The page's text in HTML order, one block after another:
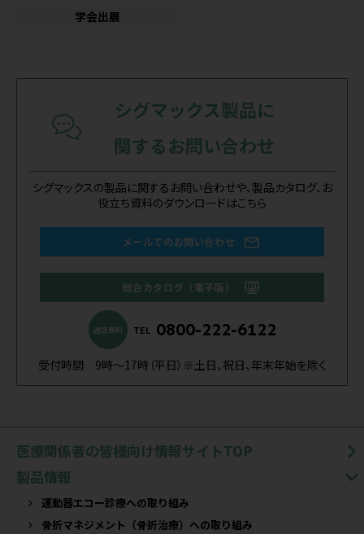
学会出展
シグマックス製品に
関するお問い合わせ
シグマックスの製品に関するお問い合わせや、製品カタログ、お
役立ち資料のダウンロードはこちら
メールでのお問い合わせ
総合カタログ（電子版）
通話無料 TEL 0800-222-6122
受付時間 9時～17時（平日）※土日、祝日、年末年始を除く
医療関係者の皆様向け情報サイトTOP
製品情報
運動器エコー診療への取り組み
骨折マネジメント（骨折治療）への取り組み